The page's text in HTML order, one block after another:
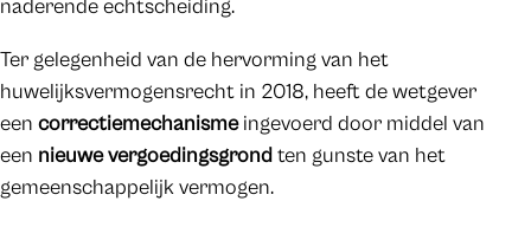
naderende echtscheiding.
Ter gelegenheid van de hervorming van het
huwelijksvermogensrecht in 2018, heeft de wetgever
een correctiemechanismeingevoerd door middel van
een nieuwe vergoedingsgrond ten gunste van het
gemeenschappelijk vermogen.